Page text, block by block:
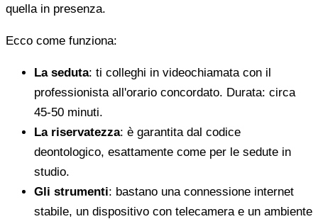
quella in presenza.
Ecco come funziona:
La seduta: ti colleghi in videochiamata con il
professionista all'orario concordato. Durata: circa
45-50 minuti.
La riservatezza: è garantita dal codice
deontologico, esattamente come per le sedute in
studio.
Gli strumenti: bastano una connessione internet
stabile, un dispositivo con telecamera e un ambiente